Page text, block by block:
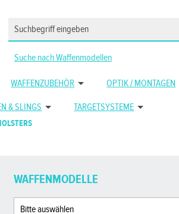
Suche nach Waffenmodellen
WAFFENZUBEHÖR OPTIK / MONTAGEN
& SLINGS TARGETSYSTEME
WAFFENMODELLE